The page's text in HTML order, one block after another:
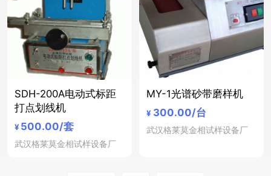
SDH-200A电动式标距
打点划线机
¥ 500.00/套
武汉格莱莫金相试样设备厂
MY-1光谱砂带磨样机
¥ 300.00/台
武汉格莱莫金相试样设备厂